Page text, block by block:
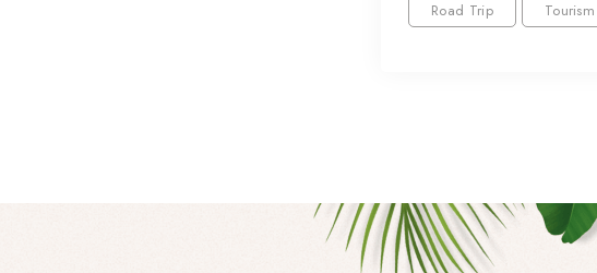
Road Trip
Tourism